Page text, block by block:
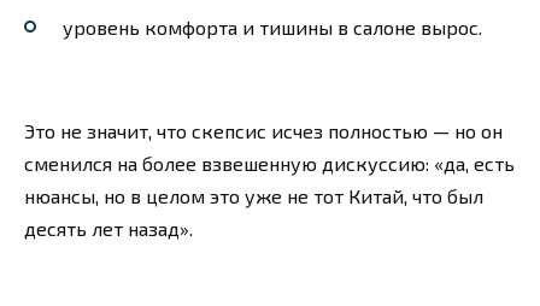
уровень комфорта и тишины в салоне вырос.
Это не значит, что скепсис исчез полностью — но он
сменился на более взвешенную дискуссию: «да, есть
нюансы, но в целом это уже не тот Китай, что был
десять лет назад».